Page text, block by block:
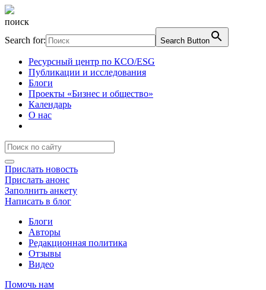
поиск
Search for:
Search Button
Ресурсный центр по КСО/ESG
Публикации и исследования
Блоги
Проекты «Бизнес и общество»
Календарь
О нас
Прислать новость
Прислать анонс
Заполнить анкету
Написать в блог
Блоги
Авторы
Редакционная политика
Отзывы
Видео
Помочь нам